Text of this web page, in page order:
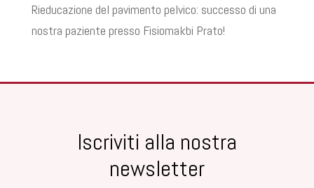
Rieducazione del pavimento pelvico: successo di una
nostra paziente presso Fisiomakbi Prato!
Iscriviti alla nostra
newsletter